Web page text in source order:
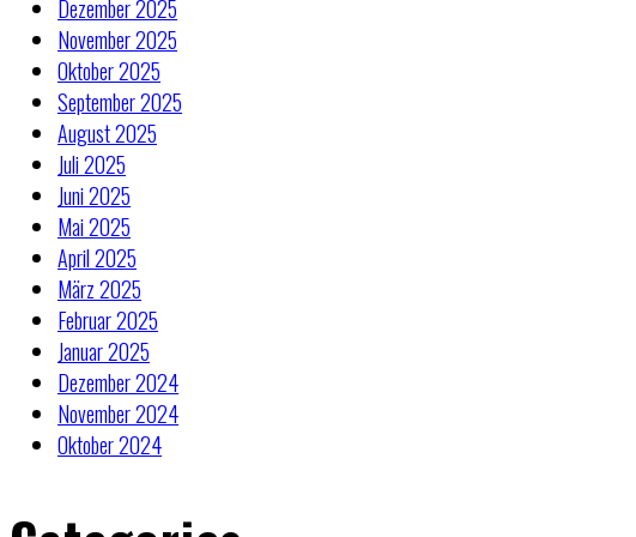
Dezember 2025
November 2025
Oktober 2025
September 2025
August 2025
Juli 2025
Juni 2025
Mai 2025
April 2025
März 2025
Februar 2025
Januar 2025
Dezember 2024
November 2024
Oktober 2024